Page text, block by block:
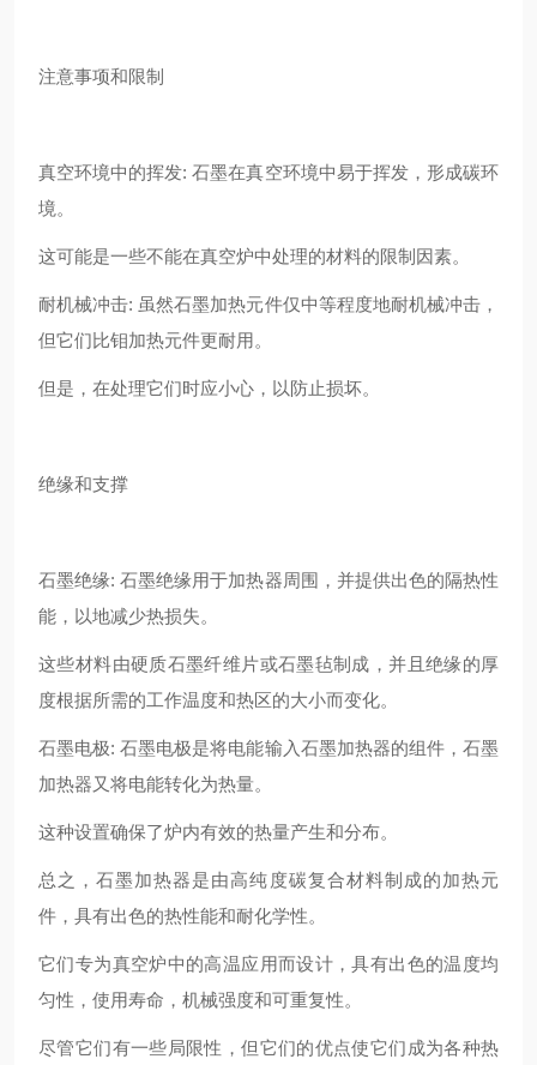
注意事项和限制
真空环境中的挥发: 石墨在真空环境中易于挥发，形成碳环
境。
这可能是一些不能在真空炉中处理的材料的限制因素。
耐机械冲击: 虽然石墨加热元件仅中等程度地耐机械冲击，
但它们比钼加热元件更耐用。
但是，在处理它们时应小心，以防止损坏。
绝缘和支撑
石墨绝缘: 石墨绝缘用于加热器周围，并提供出色的隔热性
能，以地减少热损失。
这些材料由硬质石墨纤维片或石墨毡制成，并且绝缘的厚
度根据所需的工作温度和热区的大小而变化。
石墨电极: 石墨电极是将电能输入石墨加热器的组件，石墨
加热器又将电能转化为热量。
这种设置确保了炉内有效的热量产生和分布。
总之，石墨加热器是由高纯度碳复合材料制成的加热元
件，具有出色的热性能和耐化学性。
它们专为真空炉中的高温应用而设计，具有出色的温度均
匀性，使用寿命，机械强度和可重复性。
尽管它们有一些局限性，但它们的优点使它们成为各种热